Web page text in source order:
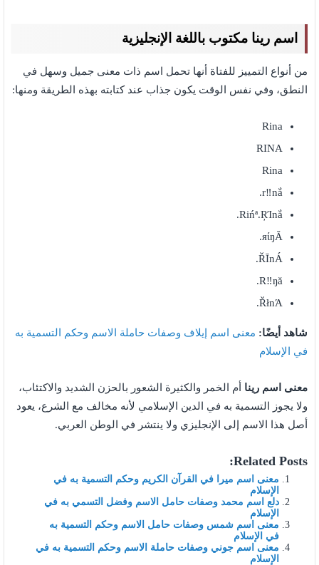
اسم رينا مكتوب باللغة الإنجليزية
من أنواع التمييز للفتاة أنها تحمل اسم ذات معنى جميل وسهل في
النطق، وفي نفس الوقت يكون جذاب عند كتابته بهذه الطريقة ومنها:
Rina
RINA
Rina
r‼nắ.
Rińª.ŖΊnắ.
яίŋĂ.
ŘĪnÁ.
R‼ŋă.
ŘłnΆ.
شاهد أيضًا: معنى اسم إيلاف وصفات حاملة الاسم وحكم التسمية به
في الإسلام
معنى اسم رينا أم الخمر والكثيرة الشعور بالحزن الشديد والاكتئاب،
ولا يجوز التسمية به في الدين الإسلامي لأنه مخالف مع الشرع، يعود
أصل هذا الاسم إلى الإنجليزي ولا ينتشر في الوطن العربي.
Related Posts:
معنى اسم ميرا في القرآن الكريم وحكم التسمية به في
الإسلام
دلع اسم محمد وصفات حامل الاسم وفضل التسمي به في
الإسلام
معنى اسم شمس وصفات حامل الاسم وحكم التسمية به
في الإسلام
معنى اسم جوني وصفات حاملة الاسم وحكم التسمية به في
الإسلام